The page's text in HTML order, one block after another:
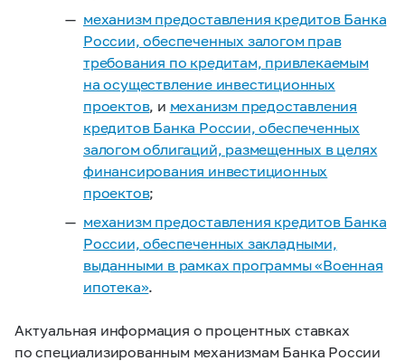
механизм предоставления кредитов Банка
России, обеспеченных залогом прав
требования по кредитам, привлекаемым
на осуществление инвестиционных
проектов, и механизм предоставления
кредитов Банка России, обеспеченных
залогом облигаций, размещенных в целях
финансирования инвестиционных
проектов;
механизм предоставления кредитов Банка
России, обеспеченных закладными,
выданными в рамках программы «Военная
ипотека».
Актуальная информация о процентных ставках
по специализированным механизмам Банка России